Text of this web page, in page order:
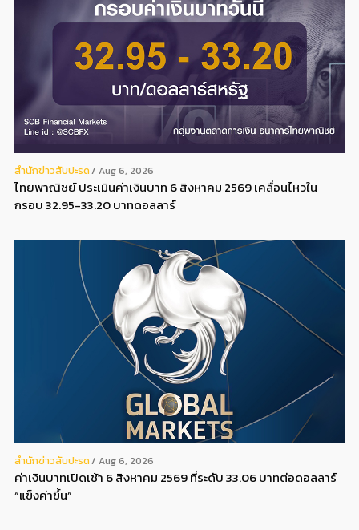
สํานักข่าวสับปะรด Aug 6, 2026
ไทยพาณิชย์ ประเมินค่าเงินบาท 6 สิงหาคม 2569 เคลื่อนไหวใน
กรอบ 32.95-33.20 บาทดอลลาร์
สํานักข่าวสับปะรด Aug 6, 2026
ค่าเงินบาทเปิดเช้า 6 สิงหาคม 2569 ที่ระดับ 33.06 บาทต่อดอลลาร์
“แข็งค่าขึ้น”